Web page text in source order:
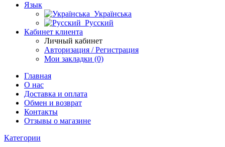
Язык
Українська
Русский
Кабинет клиента
Личный кабинет
Авторизация / Регистрация
Мои закладки (0)
Главная
О нас
Доставка и оплата
Обмен и возврат
Контакты
Отзывы о магазине
Категории